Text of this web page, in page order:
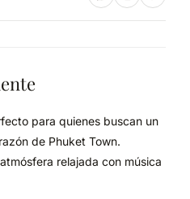
para quienes buscan un
de Phuket Town.
relajada con música